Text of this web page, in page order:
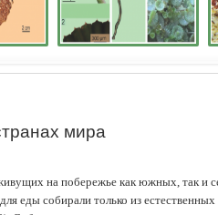
мира
на побережье как южных, так и
еды собирали только из